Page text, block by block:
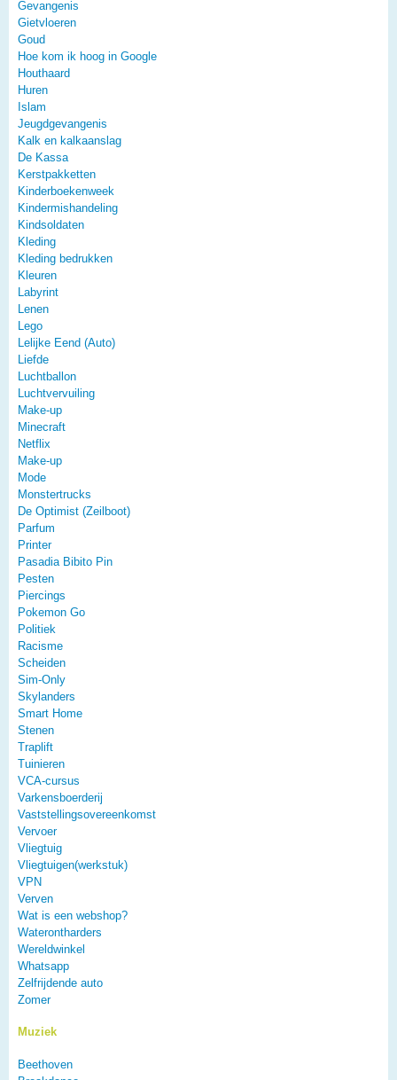
Gevangenis
Gietvloeren
Goud
Hoe kom ik hoog in Google
Houthaard
Huren
Islam
Jeugdgevangenis
Kalk en kalkaanslag
De Kassa
Kerstpakketten
Kinderboekenweek
Kindermishandeling
Kindsoldaten
Kleding
Kleding bedrukken
Kleuren
Labyrint
Lenen
Lego
Lelijke Eend (Auto)
Liefde
Luchtballon
Luchtvervuiling
Make-up
Minecraft
Netflix
Make-up
Mode
Monstertrucks
De Optimist (Zeilboot)
Parfum
Printer
Pasadia Bibito Pin
Pesten
Piercings
Pokemon Go
Politiek
Racisme
Scheiden
Sim-Only
Skylanders
Smart Home
Stenen
Traplift
Tuinieren
VCA-cursus
Varkensboerderij
Vaststellingsovereenkomst
Vervoer
Vliegtuig
Vliegtuigen(werkstuk)
VPN
Verven
Wat is een webshop?
Waterontharders
Wereldwinkel
Whatsapp
Zelfrijdende auto
Zomer
Muziek
Beethoven